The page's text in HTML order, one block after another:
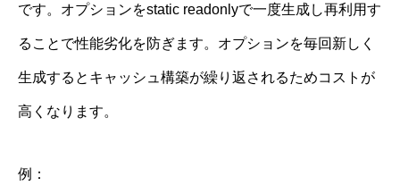
です。オプションをstatic readonlyで一度生成し再利用す
ることで性能劣化を防ぎます。オプションを毎回新しく
生成するとキャッシュ構築が繰り返されるためコストが
高くなります。
例：